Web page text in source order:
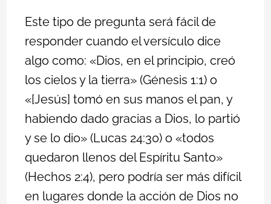
Este tipo de pregunta será fácil de
responder cuando el versículo dice
algo como: «Dios, en el principio, creó
los cielos y la tierra» (Génesis 1:1) o
«[Jesús] tomó en sus manos el pan, y
habiendo dado gracias a Dios, lo partió
y se lo dio» (Lucas 24:30) o «todos
quedaron llenos del Espíritu Santo»
(Hechos 2:4), pero podría ser más difícil
en lugares donde la acción de Dios no